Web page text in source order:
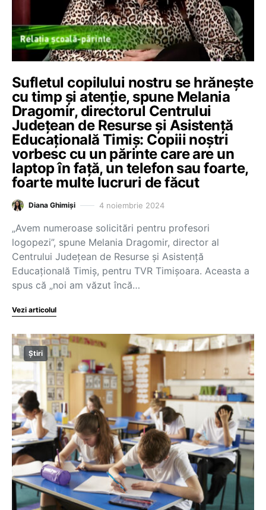
Sufletul copilului nostru se hrănește
cu timp și atenție, spune Melania
Dragomir, directorul Centrului
Județean de Resurse și Asistență
Educațională Timiș: Copiii noștri
vorbesc cu un părinte care are un
laptop în față, un telefon sau foarte,
foarte multe lucruri de făcut
Diana Ghimiși 4 noiembrie 2024
„Avem numeroase solicitări pentru profesori
logopezi”, spune Melania Dragomir, director al
Centrului Județean de Resurse și Asistență
Educațională Timiș, pentru TVR Timișoara. Aceasta a
spus că „noi am văzut încă…
Vezi articolul
Știri